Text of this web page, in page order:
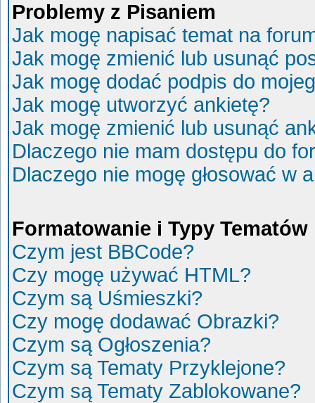
Problemy z Pisaniem
Jak mogę napisać temat na
Jak mogę zmienić lub usunąć
Jak mogę dodać podpis do
Jak mogę utworzyć ankietę?
Jak mogę zmienić lub usunąć
Dlaczego nie mam dostępu do
Dlaczego nie mogę głosować w
Formatowanie i Typy Tematów
Czym jest BBCode?
Czy mogę używać HTML?
Czym są Uśmieszki?
Czy mogę dodawać Obrazki?
Czym są Ogłoszenia?
Czym są Tematy Przyklejone?
Czym są Tematy Zablokowane?